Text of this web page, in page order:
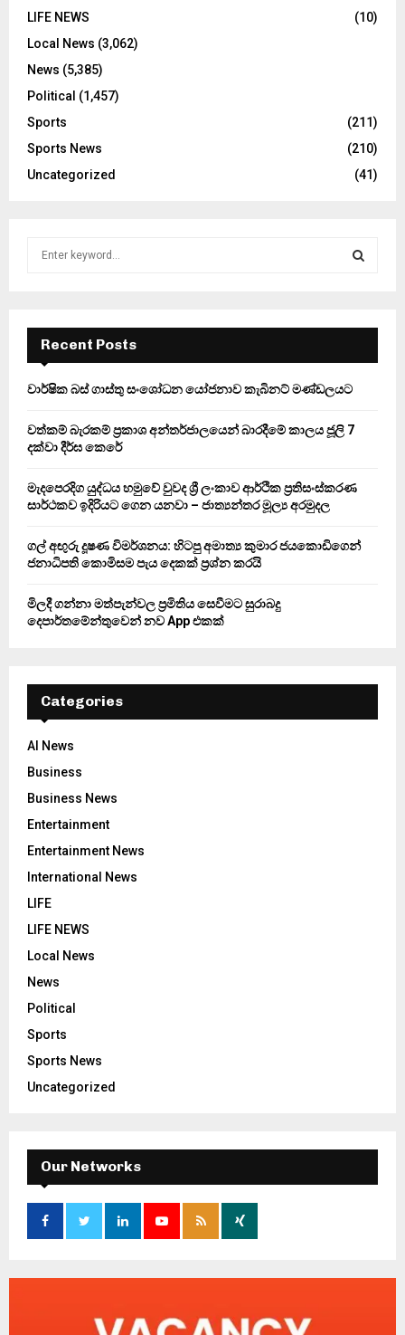
LIFE NEWS
(10)
Local News (3,062)
News (5,385)
Political (1,457)
Sports
(211)
Sports News
(210)
Uncategorized
(41)
f
r
E
A
Recent Posts
වාර්ෂික බස් ගාස්තු සංශෝධන යෝජනාව කැබිනට් මණ්ඩලයට
වත්කම් බැරකම් ප්‍රකාශ අන්තර්ජාලයෙන් බාරදීමේ කාලය ජූලි 7
දක්වා දීර්ඝ කෙරේ
මැදපෙරදිග යුද්ධය හමුවේ වුවද ශ්‍රී ලංකාව ආර්ථික ප්‍රතිසංස්කරණ
සාර්ථකව ඉදිරියට ගෙන යනවා – ජාත්‍යන්තර මූල්‍ය අරමුදල
ගල් අඟුරු දූෂණ විමර්ශනය: හිටපු අමාත්‍ය කුමාර ජයකොඩිගෙන්
ජනාධිපති කොමිසම පැය දෙකක් ප්‍රශ්න කරයි
මිලදී ගන්නා මත්පැන්වල ප්‍රමිතිය සෙවීමට සුරාබදු
දෙපාර්තමේන්තුවෙන් නව App එකක්
Categories
AI News
Business
Business News
Entertainment
Entertainment News
International News
LIFE
LIFE NEWS
Local News
News
Political
Sports
Sports News
Uncategorized
Our Networks